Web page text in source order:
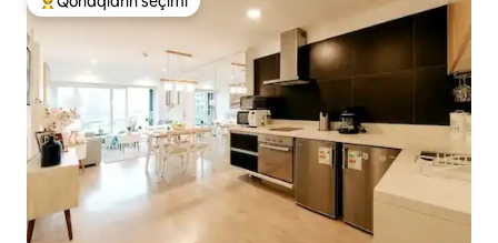
Populyar "Qonaqların seçimi"